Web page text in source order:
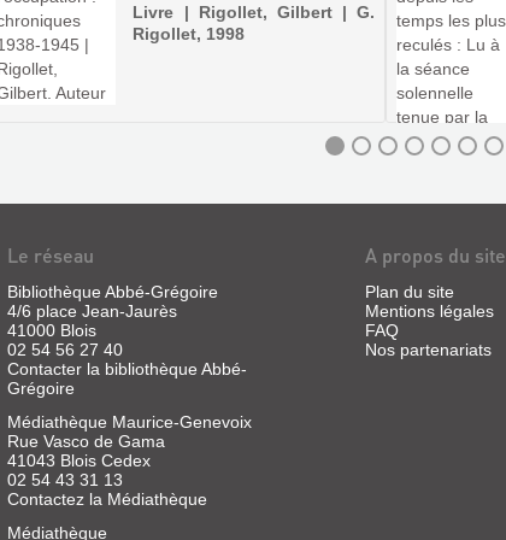
MANOIRS
GENTILHOMMIÈRES
DU
PAYS
DE
FRANCE.
LA
V...
Livre
Livre | Rigollet, Gilbert | G.
Rigollet, 1998
Le réseau
Bibliothèque Abbé-Grégoire
4/6 place Jean-Jaurès
41000 Blois
02 54 56 27 40
Contacter la bibliothèque Abbé-
Grégoire
Médiathèque Maurice-Genevoix
Rue Vasco de Gama
41043 Blois Cedex
02 54 43 31 13
Contactez la Médiathèque
Médiathèque
A propos du site
Plan du site
Mentions légales
FAQ
Nos partenariats